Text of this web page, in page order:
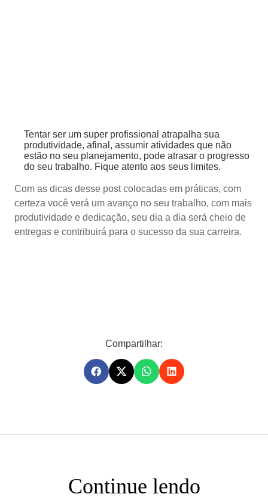
Tentar ser um super profissional atrapalha sua
produtividade, afinal, assumir atividades que não
estão no seu planejamento, pode atrasar o progresso
do seu trabalho. Fique atento aos seus limites.
Com as dicas desse post colocadas em práticas, com
certeza você verá um avanço no seu trabalho, com mais
produtividade e dedicação, seu dia a dia será cheio de
entregas e contribuirá para o sucesso da sua carreira.
Compartilhar:
Continue lendo